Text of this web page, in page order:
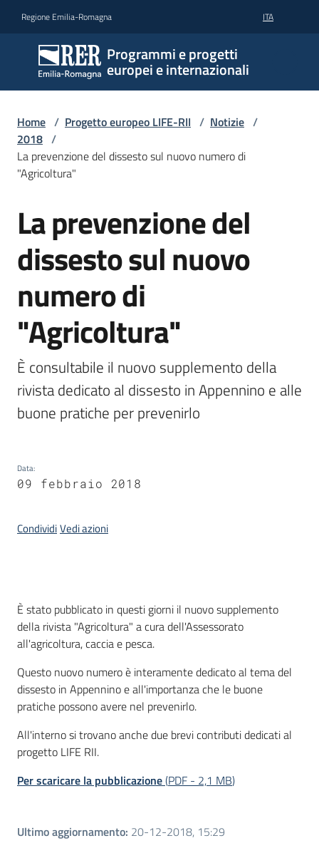
Regione Emilia-Romagna ITA
Programmi e progetti
europei e internazionali
Home / Progetto europeo LIFE-RII / Notizie /
2018 /
La prevenzione del dissesto sul nuovo numero di
"Agricoltura"
Salta al contenuto
La prevenzione del
dissesto sul nuovo
numero di
"Agricoltura"
È consultabile il nuovo supplemento della
rivista dedicato al dissesto in Appennino e alle
buone pratiche per prevenirlo
Data:
09 febbraio 2018
CondividiVedi azioni
Introduzione
È stato pubblicato in questi giorni il nuovo supplemento
della rivista "Agricoltura" a cura dell'Assessorato
all'agricoltura, caccia e pesca.
Questo nuovo numero è interamente dedicato al tema del
dissesto in Appennino e all'importanza che le buone
pratiche possono avere nel prevenirlo.
All'interno si trovano anche due brevi contributi dedicati al
progetto LIFE RII.
Per scaricare la pubblicazione(PDF - 2,1 MB)
Ultimo aggiornamento: 20-12-2018, 15:29